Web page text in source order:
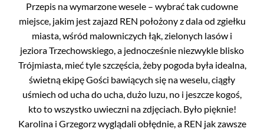
Przepis na wymarzone wesele – wybrać tak cudowne
miejsce, jakim jest zajazd REN położony z dala od zgiełku
miasta, wśród malowniczych łąk, zielonych lasów i
jeziora Trzechowskiego, a jednocześnie niezwykle blisko
Trójmiasta, mieć tyle szczęścia, żeby pogoda była idealna,
świetną ekipę Gości bawiących się na weselu, ciągły
uśmiech od ucha do ucha, dużo luzu, no i jeszcze kogoś,
kto to wszystko uwieczni na zdjęciach. Było pięknie!
Karolina i Grzegorz wyglądali obłędnie, a REN jak zawsze